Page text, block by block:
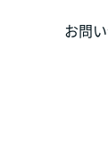
お問